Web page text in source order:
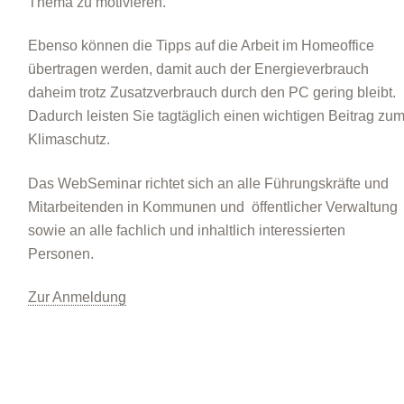
Ebenso können die Tipps auf die Arbeit im Homeoffice
übertragen werden, damit auch der Energieverbrauch
daheim trotz Zusatzverbrauch durch den PC gering bleibt.
Dadurch leisten Sie tagtäglich einen wichtigen Beitrag zum
Klimaschutz.
Das WebSeminar richtet sich an alle Führungskräfte und
Mitarbeitenden in Kommunen und öffentlicher Verwaltung
sowie an alle fachlich und inhaltlich interessierten
Personen.
Zur Anmeldung